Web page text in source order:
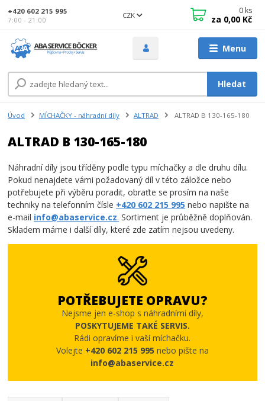
Menu
CZK
Hledat
+420 602 215 995
7:00 - 21:00
0 ks
za 0,00 Kč
Úvod MÍCHAČKY - náhradní díly ALTRAD ALTRAD B 130-165-180
ALTRAD B 130-165-180
Náhradní díly jsou tříděny podle typu míchačky a dle druhu dílu.
Pokud nenajdete vámi požadovaný díl v této záložce nebo
potřebujete při výběru poradit, obraťte se prosím na naše
techniky na telefonním čísle +420 602 215 995 nebo napište na
e-mail info@abaservice.cz. Sortiment je průběžně doplňován.
Skladem máme i další díly, které zde zatím nejsou uvedeny.
POTŘEBUJETE OPRAVU?
Nejsme jen e-shop s náhradními díly,
POSKYTUJEME TAKÉ SERVIS.
Rádi opravíme i vaší míchačku.
Volejte +420 602 215 995 nebo pište na
info@abaservice.cz